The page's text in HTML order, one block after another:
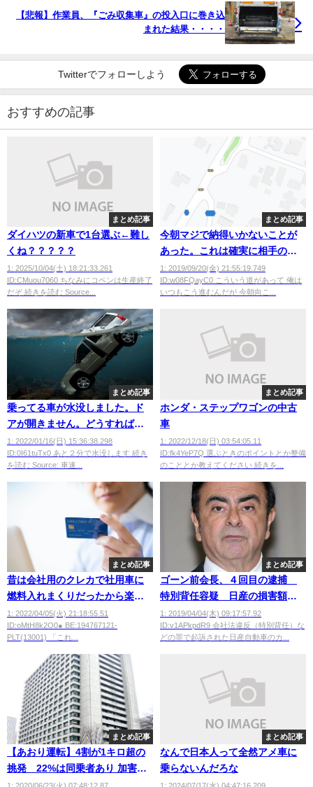
【悲報】作業員、『ごみ収集車』の投入口に巻き込
まれた結果・・・・
Twitterでフォローしよう
おすすめの記事
まとめ記事
ダイハツの新車で1台選ぶ←難し
くね？？？？？
1: 2025/10/04(土) 18:21:33.261
ID:CMuou7060 ちなみにコペンは生産終了
だぞ 続きを読む Source...
まとめ記事
今朝マジで納得いかないことが
あった。これは確実に相手の車
が悪いよな？
1: 2019/09/20(金) 21:55:19.749
ID:w08FQayC0 こういう道があって 俺は
いつもこう進むんだが 今朝向こ...
まとめ記事
乗ってる車が水没しました。ド
アが開きません。どうすればい
いですか？
1: 2022/01/16(日) 15:36:38.298
ID:0I61tuTx0 あと２分で水没します 続き
を読む Source: 車速...
まとめ記事
ホンダ・ステップワゴンの中古
車
1: 2022/12/18(日) 03:54:05.11
ID:fk4YeP7Q 選ぶときのポイントとか整備
のこととか教えてください 続きを...
まとめ記事
昔は会社用のクレカで社用車に
燃料入れまくりだったから楽だ
よなｗｗｗｗｗ
1: 2022/04/05(火) 21:18:55.51
ID:oMtH8k2O0● BE:194767121-
PLT(13001) 「これ...
まとめ記事
ゴーン前会長、４回目の逮捕
特別背任容疑 日産の損害額は5
億円超
1: 2019/04/04(木) 09:17:57.92
ID:v1APkpdR9 会社法違反（特別背任）な
どの罪で起訴された日産自動車のカ...
まとめ記事
【あおり運転】4割が1キロ超の
挑発 22%は同乗者あり 加害者
年齢は40代が最多
まとめ記事
なんで日本人って全然アメ車に
乗らないんだろな